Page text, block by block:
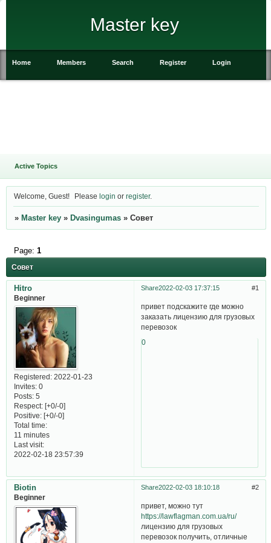
Master key
Home Members Search Register Login
Active Topics
Welcome, Guest! Pleaselogin orregister.
» Master key » Dvasingumas » Совет
Совет
Page: 1
Share 1
2022-02-03 17:37:15
Hitro
Beginner
Registered : 2022-01-23
Invites:0
Posts:5
Respect: [+0/-0]
Positive: [+0/-0]
Total time:
11 minutes
Last visit:
2022-02-18 23:57:39
привет подскажите где можно
заказать лицензию для грузовых
перевозок
0
Share 2
2022-02-03 18:10:18
Biotin
Beginner
привет, можно тут
https://lawflagman.com.ua/ru/
лицензию для грузовых
перевозок получить, отличные